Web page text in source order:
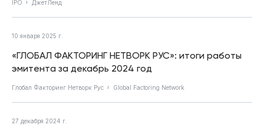
IPO ДжетЛенд
10 января 2025 г.
«ГЛОБАЛ ФАКТОРИНГ НЕТВОРК РУС»: итоги работы
эмитента за декабрь 2024 год
Глобал Факторинг Нетворк Рус Global Factoring Network
27 декабря 2024 г.